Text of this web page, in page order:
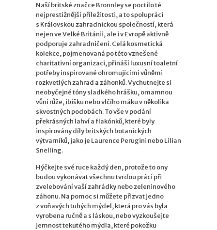
Naší britské značce Bronnley se poctilo té
nejprestižnější příležitosti, a to spolupráci
s Královskou zahradnickou společností, která
nejen ve Velké Británii, ale i v Evropě aktivně
podporuje zahradničení. Celá kosmetická
kolekce, pojmenovaná po této vznešené
charitativní organizaci, přináší luxusní toaletní
potřeby inspirované ohromujícími vůněmi
rozkvetlých zahrad a záhonků. Vychutnejte si
neobyčejné tóny sladkého hrášku, omamnou
vůni růže, ibišku nebo vlčího máku v několika
skvostných podobách. To vše v podání
překrásných lahví a flakónků, které byly
inspirovány díly britských botanických
výtvarníků, jako je Laurence Perugini nebo Lilian
Snelling.
Hýčkejte své ruce každý den, protože to ony
budou vykonávat všechnu tvrdou práci při
zvelebování vaší zahrádky nebo zeleninového
záhonu. Na pomoc si můžete přizvat jedno
z voňavých tuhých mýdel, která pro vás byla
vyrobena ručně a s láskou, nebo vyzkoušejte
jemnost tekutého mýdla, které pokožku